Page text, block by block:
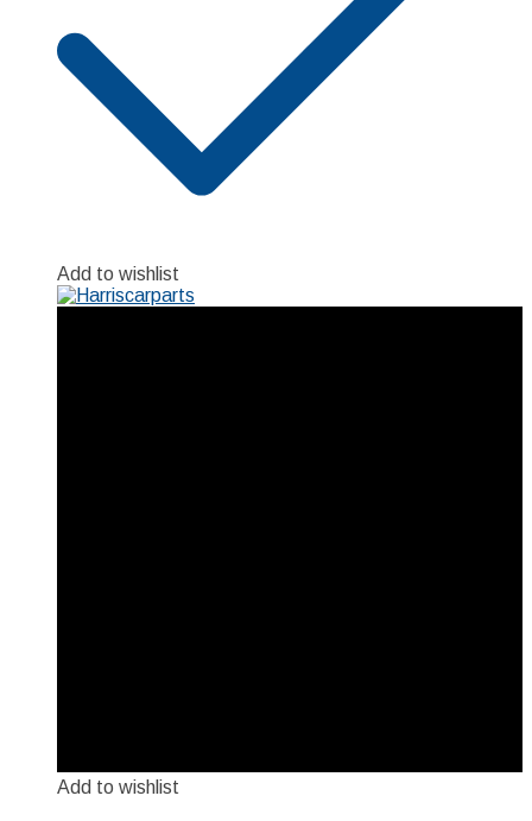
Add to wishlist
Add to wishlist